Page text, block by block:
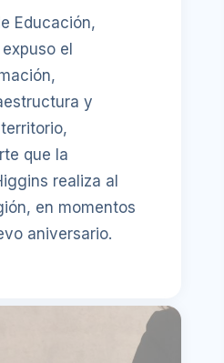
Educación,
el
y
que la
realiza al
en momentos
aniversario.